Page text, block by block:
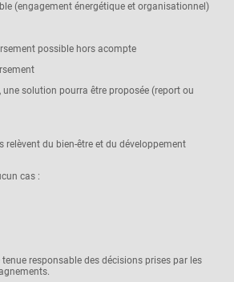
(engagement énergétique et organisationnel)
possible hors acompte
une solution pourra être proposée (report ou
relèvent du bien-être et du développement
cas :
responsable des décisions prises par les